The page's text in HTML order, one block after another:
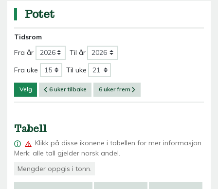
Potet
Tidsrom
Fra år
Til år
Fra uke Til uke
Velg 6 uker tilbake 6 uker frem
Tabell
Klikk på disse ikonene i tabellen for mer informasjon.
Merk: alle tall gjelder norsk andel.
Mengder oppgis i tonn.